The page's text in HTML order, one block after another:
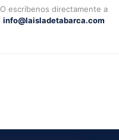
O escríbenos directamente a
info@laisladetabarca.com